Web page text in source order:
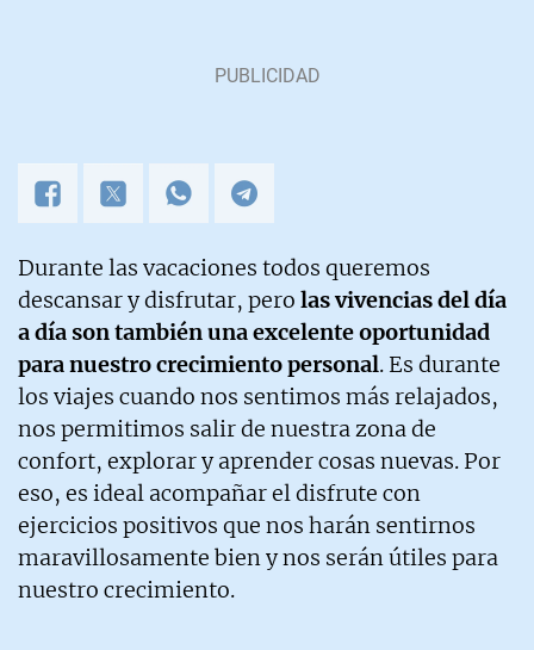
curación y depuración de textos. Estoy en
Durante las vacaciones todos queremos
descansar y disfrutar, pero las vivencias del día
a día son también una excelente oportunidad
para nuestro crecimiento personal. Es durante
los viajes cuando nos sentimos más relajados,
nos permitimos salir de nuestra zona de
confort, explorar y aprender cosas nuevas. Por
eso, es ideal acompañar el disfrute con
ejercicios positivos que nos harán sentirnos
maravillosamente bien y nos serán útiles para
nuestro crecimiento.